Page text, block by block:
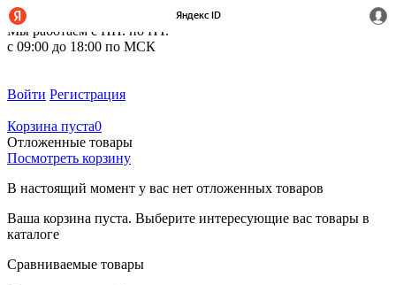
+7 (495) 212-14-37
Мы работаем с ПН. по ПТ.
с 09:00 до 18:00 по МСК
Войти Регистрация
Корзина пуста0
Отложенные товары
Посмотреть корзину
В настоящий момент у вас нет отложенных товаров
Ваша корзина пуста. Выберите интересующие вас товары в
каталоге
Сравниваемые товары